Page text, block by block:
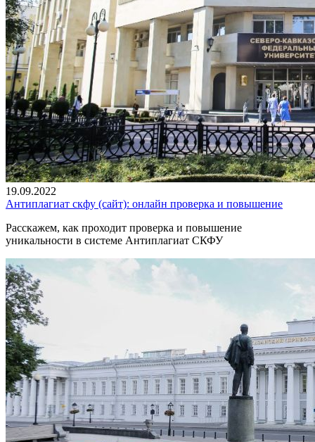
19.09.2022
Антиплагиат скфу (сайт): онлайн проверка и повышение
Расскажем, как проходит проверка и повышение
уникальности в системе Антиплагиат СКФУ